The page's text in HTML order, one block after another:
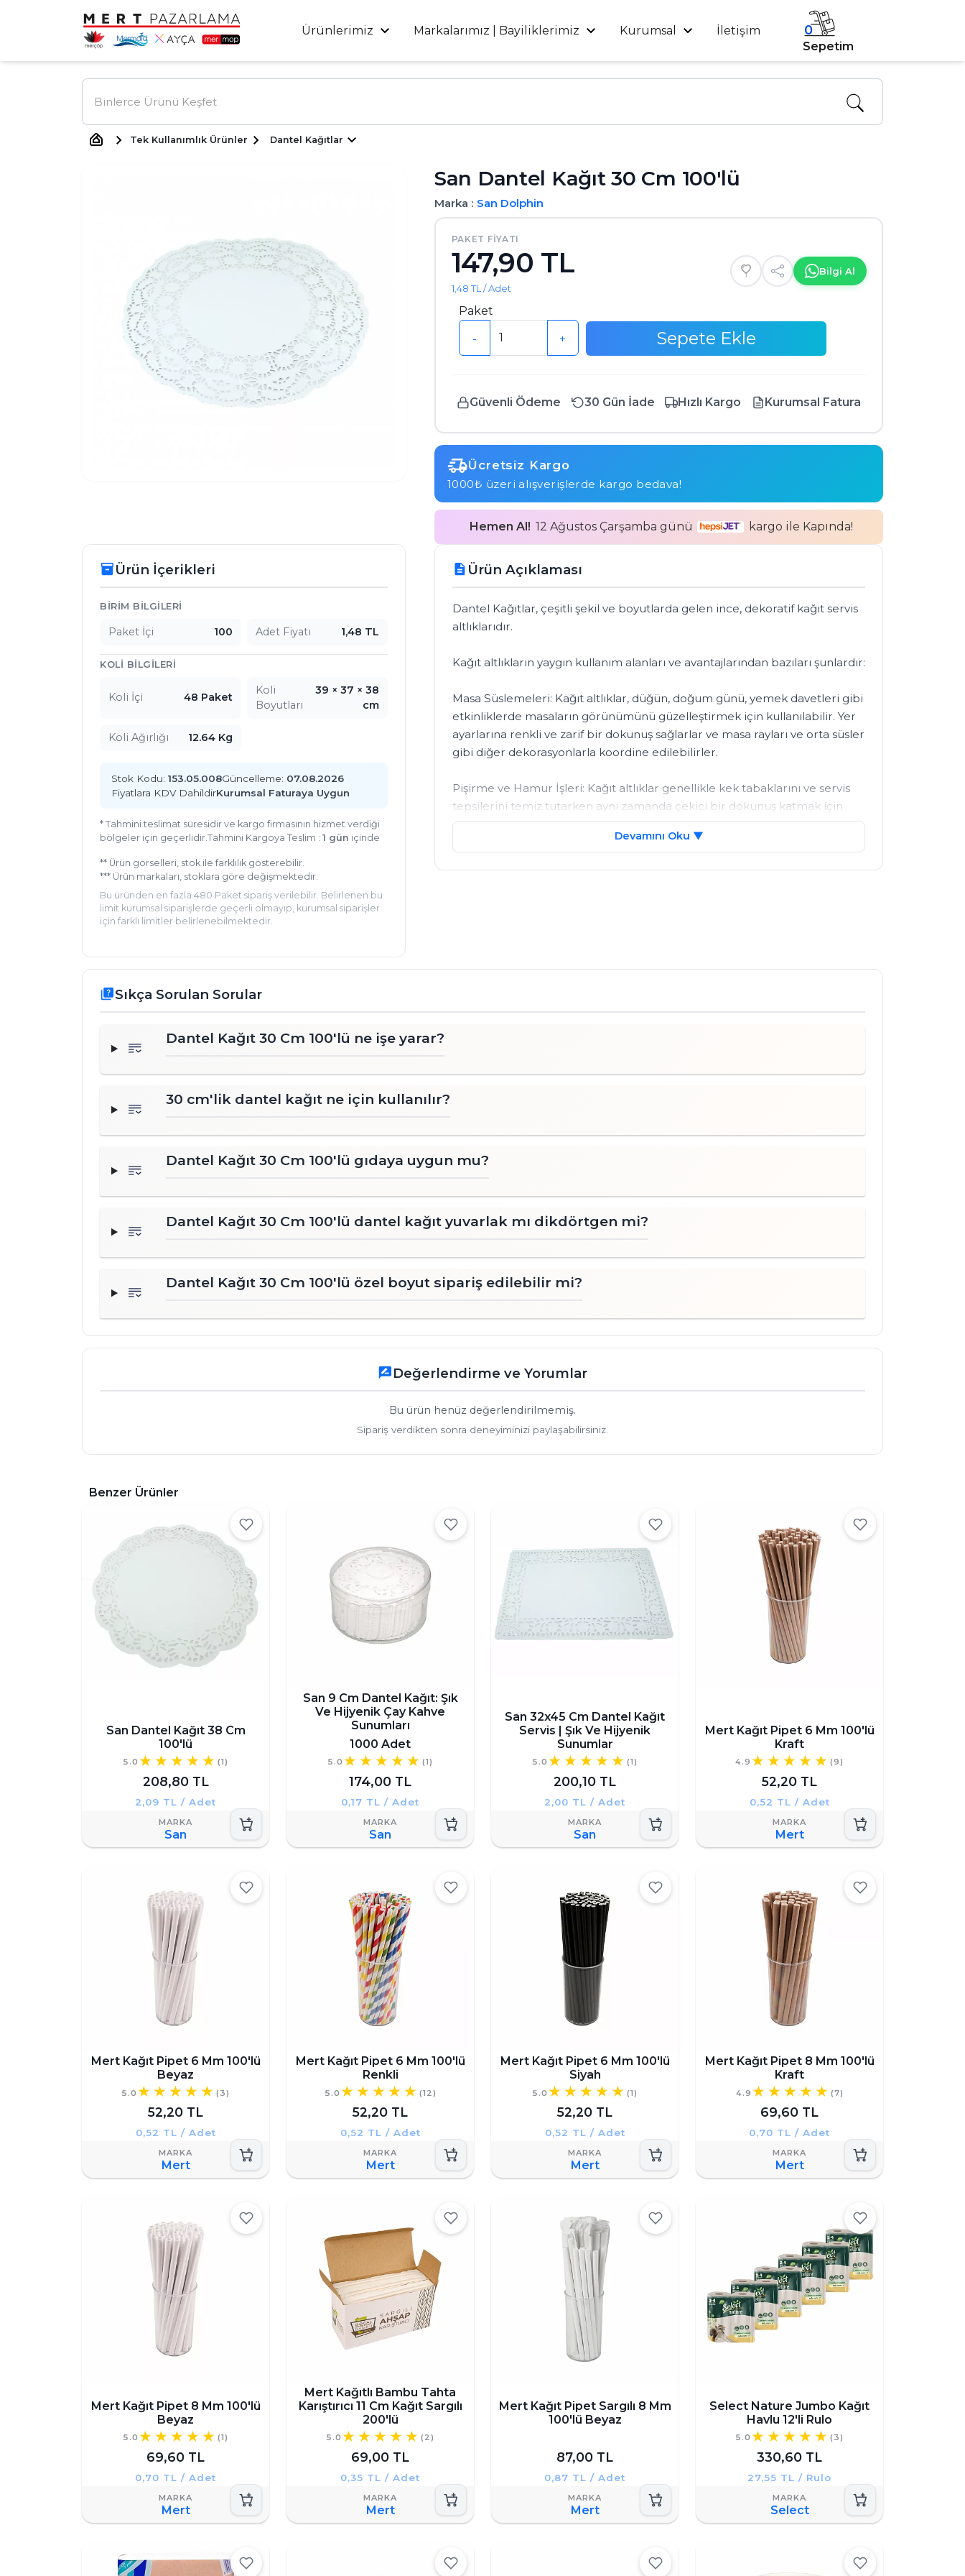
Ürünlerimiz Markalarımız | Bayiliklerimiz Kurumsal İletişim 0
Sepetim
Tek Kullanımlık Ürünler Dantel Kağıtlar
San Dantel Kağıt 30 Cm 100'lü
Marka : San Dolphin
PAKET FIYATI
147,90 TL
1,48 TL / Adet
Bilgi Al
Paket
- + Sepete Ekle
Güvenli Ödeme 30 Gün İade Hızlı Kargo Kurumsal Fatura
Ücretsiz Kargo
1000₺ üzeri alışverişlerde kargo bedava!
Hemen Al! 12 Ağustos Çarşamba günü kargo ile Kapında!
description Ürün Açıklaması
Dantel Kağıtlar, çeşitli şekil ve boyutlarda gelen ince, dekoratif kağıt servis
altlıklarıdır.
Kağıt altlıkların yaygın kullanım alanları ve avantajlarından bazıları şunlardır:
Masa Süslemeleri: Kağıt altlıklar, düğün, doğum günü, yemek davetleri gibi
etkinliklerde masaların görünümünü güzelleştirmek için kullanılabilir. Yer
ayarlarına renkli ve zarif bir dokunuş sağlarlar ve masa rayları ve orta süsler
gibi diğer dekorasyonlarla koordine edilebilirler.
Pişirme ve Hamur İşleri: Kağıt altlıklar genellikle kek tabaklarını ve servis
tepsilerini temiz tutarken aynı zamanda çekici bir dokunuş katmak için
sıralamak için kullanılır. Hamur işleri ve tatlıları tutmak için de
ve tek kullanımlık bir seçenektir. Etkinliklerden sonra temizlik yaparken
Devamını Oku ▼
inventory_2Ürün İçerikleri
Ürün İçerikleri
BIRIM BILGILERI
Paket İçi 100 Adet Fiyatı 1,48 TL
KOLI BILGILERI
Koli İçi 48 Paket
Koli
Boyutları
39 × 37 × 38
cm
Koli Ağırlığı 12.64 Kg
Stok Kodu: 153.05.008Güncelleme: 07.08.2026
Fiyatlara KDV DahildirKurumsal Faturaya Uygun
* Tahmini teslimat süresidir ve kargo firmasının hizmet verdiği
bölgeler için geçerlidir. Tahmini Kargoya Teslim : 1 gün içinde
** Ürün görselleri, stok ile farklılık gösterebilir.
*** Ürün markaları, stoklara göre değişmektedir.
Bu üründen en fazla 480 Paket sipariş verilebilir. Belirlenen bu
limit kurumsal siparişlerde geçerli olmayıp, kurumsal siparişler
için farklı limitler belirlenebilmektedir.
quizSıkça Sorulan Sorular
Dantel Kağıt 30 Cm 100'lü ne işe yarar?
30 cm'lik dantel kağıt ne için kullanılır?
Dantel Kağıt 30 Cm 100'lü gıdaya uygun mu?
Dantel Kağıt 30 Cm 100'lü dantel kağıt yuvarlak mı dikdörtgen mi?
Dantel Kağıt 30 Cm 100'lü özel boyut sipariş edilebilir mi?
rate_reviewDeğerlendirme ve Yorumlar
Bu ürün henüz değerlendirilmemiş.
Sipariş verdikten sonra deneyiminizi paylaşabilirsiniz.
Benzer Ürünler
San Dantel Kağıt 38 Cm
100'lü
5.0 (1)
208,80 TL
2,09 TL / Adet
San
San 9 Cm Dantel Kağıt: Şık
Ve Hijyenik Çay Kahve
Sunumları
1000 Adet
5.0 (1)
174,00 TL
0,17 TL / Adet
San
San 32x45 Cm Dantel Kağıt
Servis | Şık Ve Hijyenik
Sunumlar
5.0 (1)
200,10 TL
2,00 TL / Adet
San
Mert Kağıt Pipet 6 Mm 100'lü
Kraft
4.9 (9)
52,20 TL
0,52 TL / Adet
Mert
Mert Kağıt Pipet 6 Mm 100'lü
Beyaz
5.0 (3)
52,20 TL
0,52 TL / Adet
Mert
Mert Kağıt Pipet 6 Mm 100'lü
Renkli
5.0 (12)
52,20 TL
0,52 TL / Adet
Mert
Mert Kağıt Pipet 6 Mm 100'lü
Siyah
5.0 (1)
52,20 TL
0,52 TL / Adet
Mert
Mert Kağıt Pipet 8 Mm 100'lü
Kraft
4.9 (7)
69,60 TL
0,70 TL / Adet
Mert
Mert Kağıt Pipet 8 Mm 100'lü
Beyaz
5.0 (1)
69,60 TL
0,70 TL / Adet
Mert
Mert Kağıtlı Bambu Tahta
Karıştırıcı 11 Cm Kağıt Sargılı
200'lü
5.0 (2)
69,00 TL
0,35 TL / Adet
Mert
Mert Kağıt Pipet Sargılı 8 Mm
100'lü Beyaz
87,00 TL
0,87 TL / Adet
Mert
Select Nature Jumbo Kağıt
Havlu 12'li Rulo
5.0 (3)
330,60 TL
27,55 TL / Rulo
Select